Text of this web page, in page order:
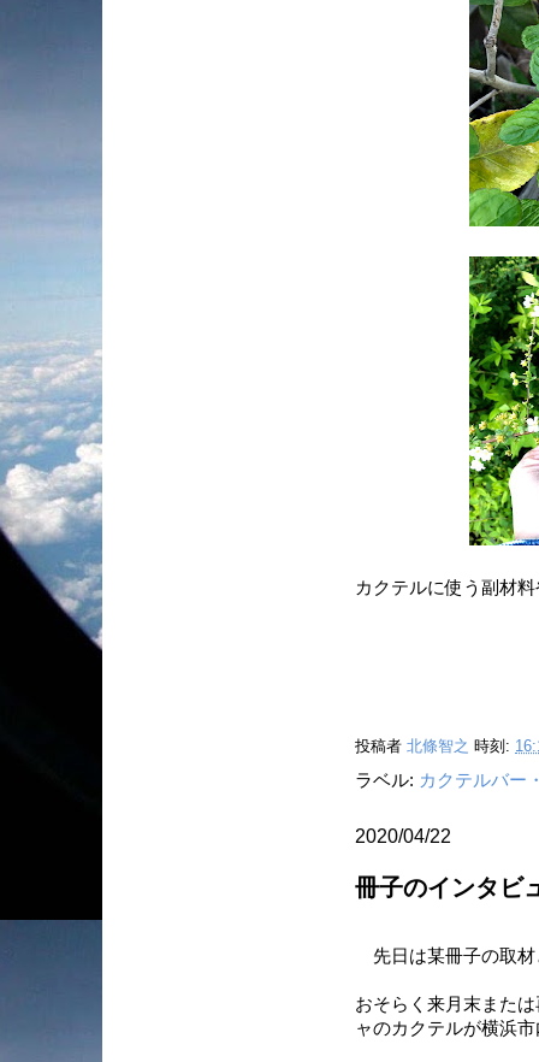
カクテルに使う副材
投稿者 北條智之 時刻:
ラベル: カクテルバー
2020/04/22
冊子のインタビ
先日は某冊子の取材
おそらく来月末また
ャのカクテルが横浜